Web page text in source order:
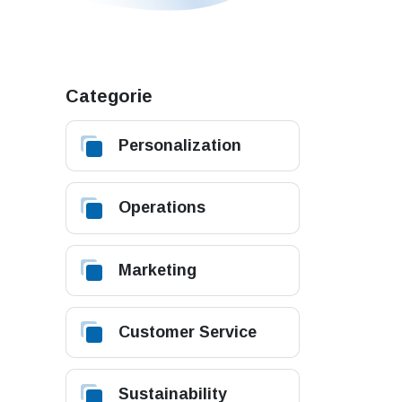
Categorie
Personalization
Operations
Marketing
Customer Service
Sustainability